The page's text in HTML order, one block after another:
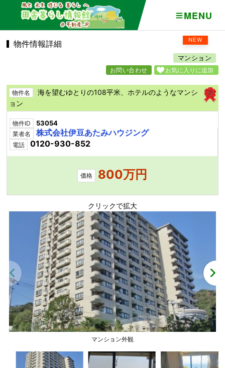
MENU
NEW
物件情報詳細
マンション
お気に入りに追加
お問い合わせ
物件名
海を望むゆとりの108平米、ホテルのようなマンシ
ョン
物件ID 53054
業者名 株式会社伊豆あたみハウジング
電話 0120-930-852
価格 800万円
クリックで拡大
マンション外観